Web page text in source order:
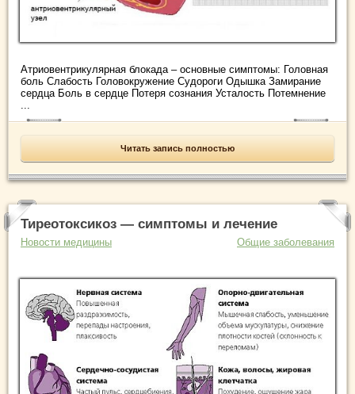
Атриовентрикулярная блокада – основные симптомы: Головная
боль Слабость Головокружение Судороги Одышка Замирание
сердца Боль в сердце Потеря сознания Усталость Потемнение
...
Читать запись полностью
Тиреотоксикоз — симптомы и лечение
Новости медицины Общие заболевания